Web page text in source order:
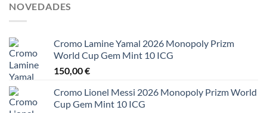
NOVEDADES
Cromo Lamine Yamal 2026 Monopoly Prizm
World Cup Gem Mint 10 ICG
150,00€
Cromo Lionel Messi 2026 Monopoly Prizm World
Cup Gem Mint 10 ICG